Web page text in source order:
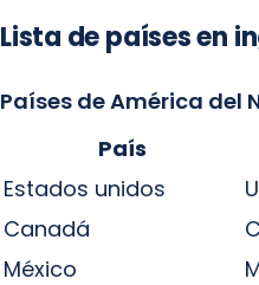
Lista de países en
Países de América del
País
Estados unidos
Canadá
México